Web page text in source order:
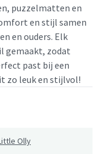
puzzelmatten en
en stijl samen
en ouders. Elk
gemaakt, zodat
past bij een
zo leuk en stijlvol!
Olly